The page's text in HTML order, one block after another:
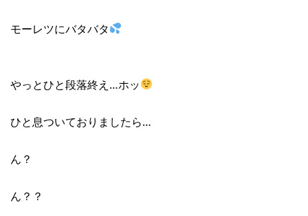
モーレツにバタバタ
やっとひと段落終え…ホッ
ひと息ついておりましたら…
ん？
ん？？